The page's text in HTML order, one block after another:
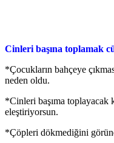
Cinleri başına toplamak
*Çocukların bahçeye
neden oldu.
*Cinleri başıma toplayacak
eleştiriyorsun.
*Çöpleri dökmediğini